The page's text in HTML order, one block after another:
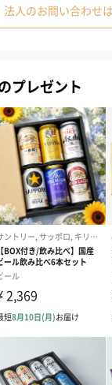
な南国のフルーツ
マ
が長く温かみがあ
ドで創業した世
」
創業。ウイスキー
法人のお問い合わせ
プレゼント